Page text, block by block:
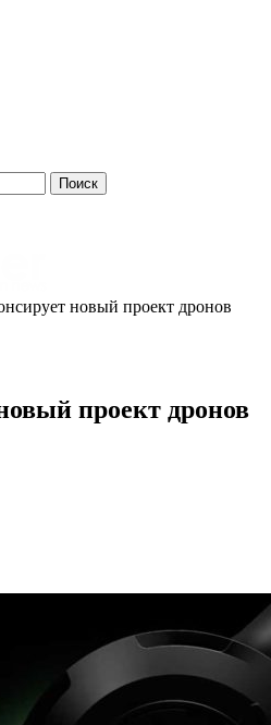
новый проект дронов
проект дронов